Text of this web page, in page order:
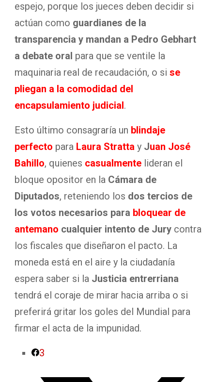
espejo, porque los jueces deben decidir si
actúan como guardianes de la
transparencia y mandan a Pedro Gebhart
a debate oral para que se ventile la
maquinaria real de recaudación, o si se
pliegan a la comodidad del
encapsulamiento judicial.
Esto último consagraría un blindaje
perfecto para Laura Stratta y Juan José
Bahillo, quienes casualmente lideran el
bloque opositor en la Cámara de
Diputados, reteniendo los dos tercios de
los votos necesarios para bloquear de
antemano cualquier intento de Jury contra
los fiscales que diseñaron el pacto. La
moneda está en el aire y la ciudadanía
espera saber si la Justicia entrerriana
tendrá el coraje de mirar hacia arriba o si
preferirá gritar los goles del Mundial para
firmar el acta de la impunidad.
3